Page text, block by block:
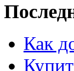
Как